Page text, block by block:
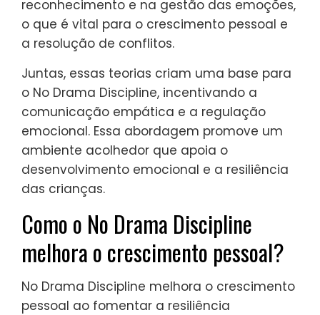
reconhecimento e na gestão das emoções,
o que é vital para o crescimento pessoal e
a resolução de conflitos.
Juntas, essas teorias criam uma base para
o No Drama Discipline, incentivando a
comunicação empática e a regulação
emocional. Essa abordagem promove um
ambiente acolhedor que apoia o
desenvolvimento emocional e a resiliência
das crianças.
Como o No Drama Discipline
melhora o crescimento pessoal?
No Drama Discipline melhora o crescimento
pessoal ao fomentar a resiliência